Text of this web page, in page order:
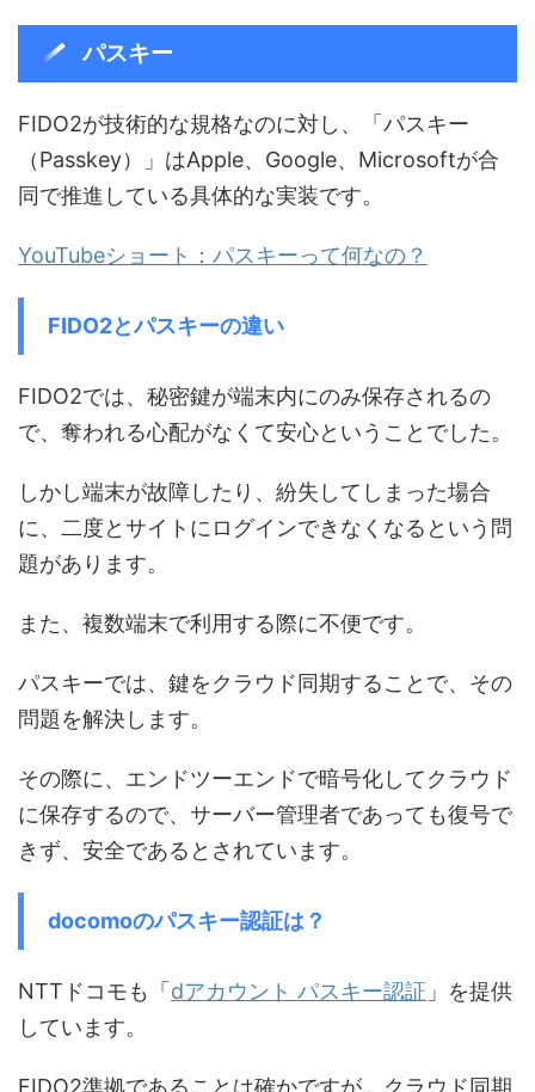
パスキー
FIDO2が技術的な規格なのに対し、「パスキー
（Passkey）」はApple、Google、Microsoftが合
同で推進している具体的な実装です。
YouTubeショート：パスキーって何なの？
FIDO2とパスキーの違い
FIDO2では、秘密鍵が端末内にのみ保存されるの
で、奪われる心配がなくて安心ということでした。
しかし端末が故障したり、紛失してしまった場合
に、二度とサイトにログインできなくなるという問
題があります。
また、複数端末で利用する際に不便です。
パスキーでは、鍵をクラウド同期することで、その
問題を解決します。
その際に、エンドツーエンドで暗号化してクラウド
に保存するので、サーバー管理者であっても復号で
きず、安全であるとされています。
docomoのパスキー認証は？
NTTドコモも「 dアカウント パスキー認証 」を提供
しています。
FIDO2準拠であることは確かですが、クラウド同期